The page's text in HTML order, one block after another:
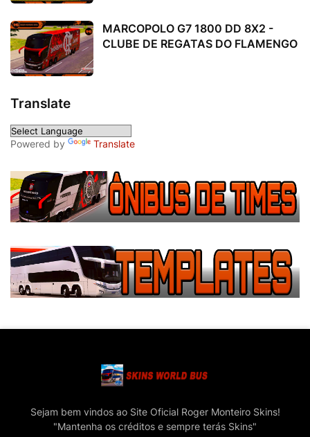
MARCOPOLO G7 1800 DD 8X2 -
CLUBE DE REGATAS DO FLAMENGO
Translate
Powered by Translate
Sejam bem vindos ao Site Oficial Roger Monteiro Skins!
"Mantenha os créditos e sempre terás Skins"